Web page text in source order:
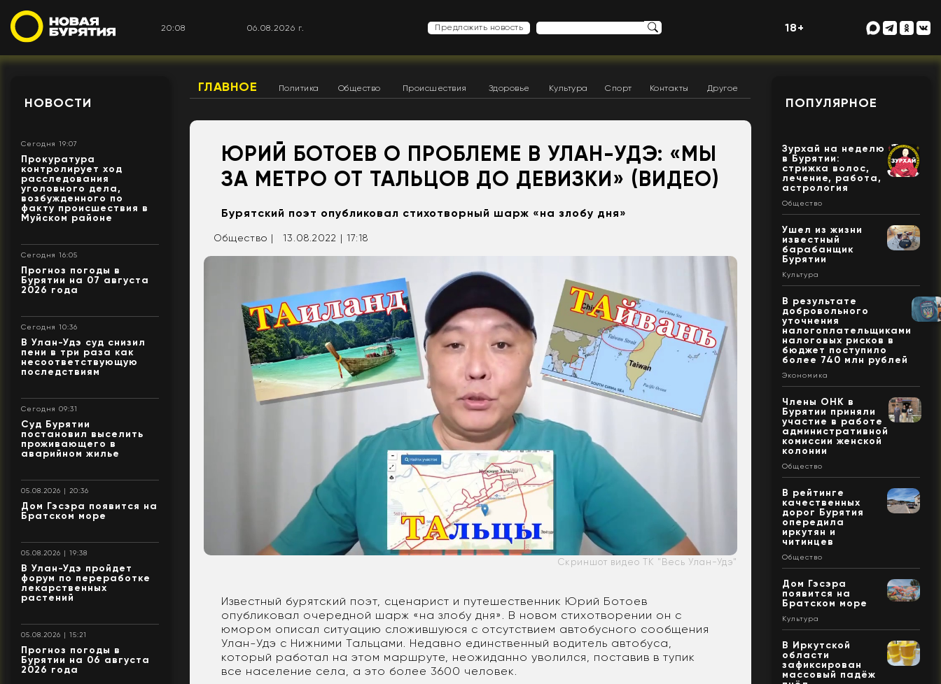
20:08 06.08.2026 г. Предложить новость 18+
НОВОСТИ
Сегодня 19:07
Прокуратура
контролирует ход
расследования
уголовного дела,
возбужденного по
факту происшествия в
Муйском районе
Сегодня 16:05
Прогноз погоды в
Бурятии на 07 августа
2026 года
Сегодня 10:36
В Улан-Удэ суд снизил
пени в три раза как
несоответствующую
последствиям
Сегодня 09:31
Суд Бурятии
постановил выселить
проживающего в
аварийном жилье
05.08.2026 | 20:36
Дом Гэсэра появится на
Братском море
05.08.2026 | 19:38
В Улан-Удэ пройдет
форум по переработке
лекарственных
растений
05.08.2026 | 15:21
Прогноз погоды в
Бурятии на 06 августа
2026 года
ГЛАВНОЕ Политика Общество Происшествия Здоровье Культура Спорт Контакты Другое
ЮРИЙ БОТОЕВ О ПРОБЛЕМЕ В УЛАН-УДЭ: «МЫ
ЗА МЕТРО ОТ ТАЛЬЦОВ ДО ДЕВИЗКИ» (ВИДЕО)
Бурятский поэт опубликовал стихотворный шарж «на злобу дня»
Общество | 13.08.2022 | 17:18
Скриншот видео ТК "Весь Улан-Удэ"
Известный бурятский поэт, сценарист и путешественник Юрий Ботоев
опубликовал очередной шарж «на злобу дня». В новом стихотворении он с
юмором описал ситуацию сложившуюся с отсутствием автобусного сообщения
Улан-Удэ с Нижними Тальцами. Недавно единственный водитель автобуса,
который работал на этом маршруте, неожиданно уволился, поставив в тупик
все население села, а это более 3600 человек.
ПОПУЛЯРНОЕ
Зурхай на неделю
в Бурятии:
стрижка волос,
лечение, работа,
астрология
Общество
Ушел из жизни
известный
барабанщик
Бурятии
Культура
В результате
добровольного
уточнения
налогоплательщиками
налоговых рисков в
бюджет поступило
более 740 млн рублей
Экономика
Члены ОНК в
Бурятии приняли
участие в работе
административной
комиссии женской
колонии
Общество
В рейтинге
качественных
дорог Бурятия
опередила
иркутян и
читинцев
Общество
Дом Гэсэра
появится на
Братском море
Культура
В Иркутской
области
зафиксирован
массовый падёж